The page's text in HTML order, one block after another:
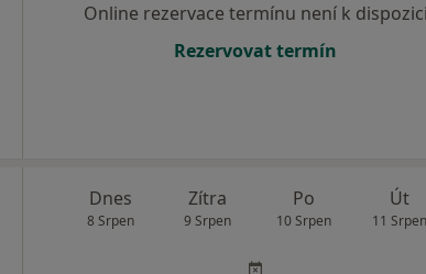
Online rezervace termínu není k dispozici
Rezervovat termín
Dnes
8 Srpen
Zítra
9 Srpen
Po
10 Srpen
Út
11 Srpen